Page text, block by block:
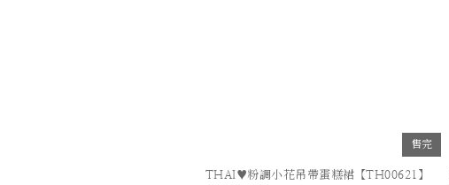
售完
THAI♥粉調小花吊帶蛋糕裙【TH00621】